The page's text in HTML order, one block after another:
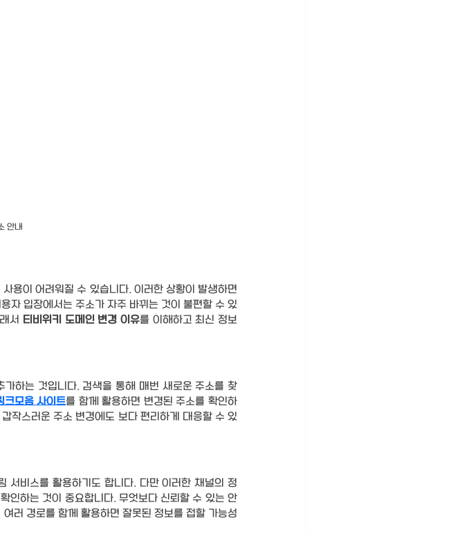
안내
용이 어려워질 수 있습니다. 이러한 상황이 발생하면
자 입장에서는 주소가 자주 바뀌는 것이 불편할 수 있
서 티비위키 도메인 변경 이유를 이해하고 최신 정보
하는 것입니다. 검색을 통해 매번 새로운 주소를 찾
크모음 사이트를 함께 활용하면 변경된 주소를 확인하
작스러운 주소 변경에도 보다 편리하게 대응할 수 있
서비스를 활용하기도 합니다. 다만 이러한 채널의 정
인하는 것이 중요합니다. 무엇보다 신뢰할 수 있는 안
러 경로를 함께 활용하면 잘못된 정보를 접할 가능성